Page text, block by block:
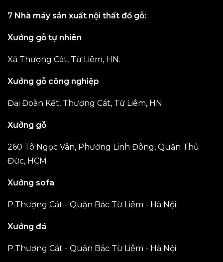
7 Nhà máy sản xuất nội thất đồ gỗ:
Xưởng gỗ tự nhiên
Xã Thượng Cát, Từ Liêm, HN.
Xưởng gỗ công nghiệp
Đại Đoàn Kết, Thượng Cát, Từ Liêm, HN.
Xưởng gỗ
260 Tô Ngọc Vân, Phường Linh Đông, Quận Thủ
Đức, HCM
Xưởng sofa
P.Thượng Cát - Quận Bắc Từ Liêm - Hà Nội
Xưởng đá
P.Thượng Cát - Quận Bắc Từ Liêm - Hà Nội.